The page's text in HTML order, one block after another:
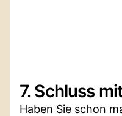
7. Schluss
Haben Sie schon